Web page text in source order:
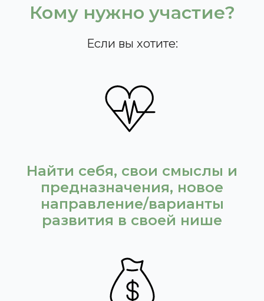
Кому нужно участие?
Если вы хотите:
Найти себя, свои смыслы и
предназначения, новое
направление/варианты
развития в своей нише